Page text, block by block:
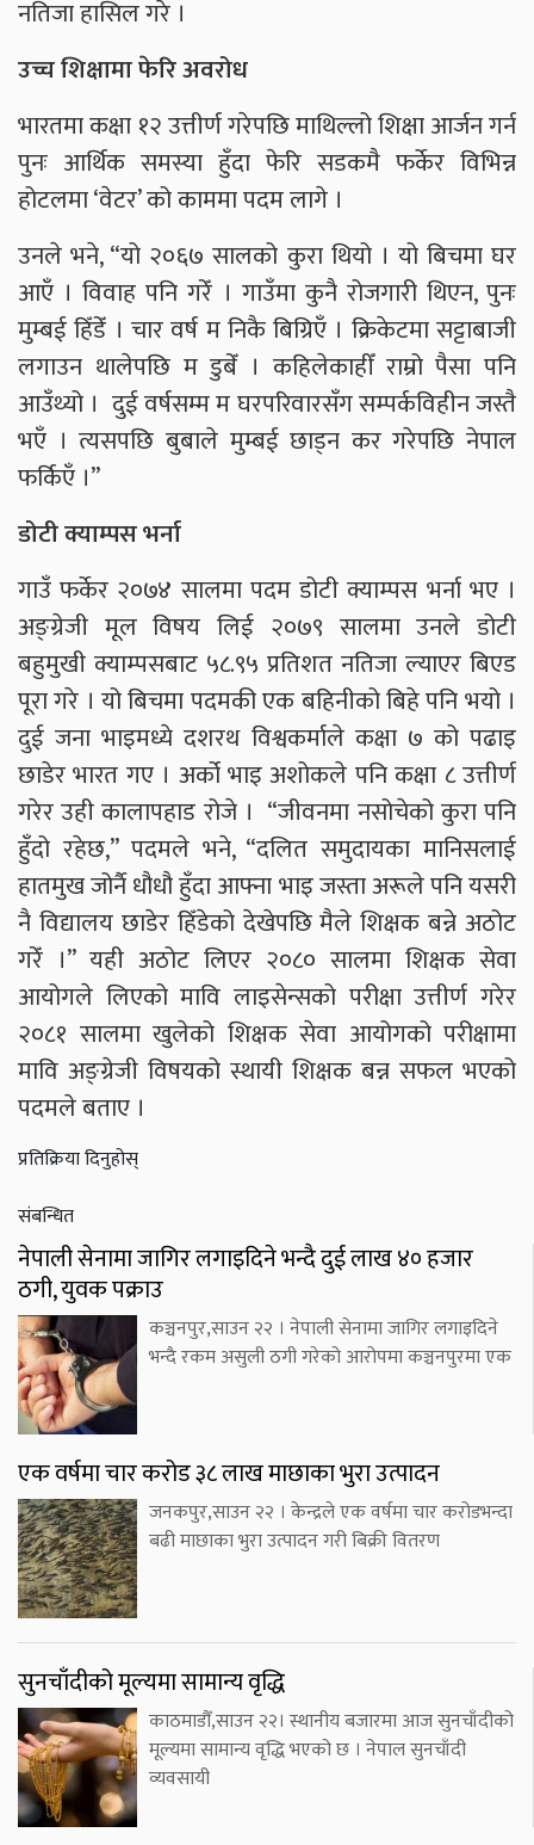
नतिजा हासिल गरे ।
उच्च शिक्षामा फेरि अवरोध
भारतमा कक्षा १२ उत्तीर्ण गरेपछि माथिल्लो शिक्षा आर्जन गर्न
पुनः आर्थिक समस्या हुँदा फेरि सडकमै फर्केर विभिन्न
होटलमा ‘वेटर’ को काममा पदम लागे ।
उनले भने, “यो २०६७ सालको कुरा थियो । यो बिचमा घर
आएँ । विवाह पनि गरेँ । गाउँमा कुनै रोजगारी थिएन, पुनः
मुम्बई हिँडेँ । चार वर्ष म निकै बिग्रिएँ । क्रिकेटमा सट्टाबाजी
लगाउन थालेपछि म डुबेँ । कहिलेकाहीँ राम्रो पैसा पनि
आउँथ्यो । दुई वर्षसम्म म घरपरिवारसँग सम्पर्कविहीन जस्तै
भएँ । त्यसपछि बुबाले मुम्बई छाड्न कर गरेपछि नेपाल
फर्किएँ ।”
डोटी क्याम्पस भर्ना
गाउँ फर्केर २०७४ सालमा पदम डोटी क्याम्पस भर्ना भए ।
अङ्ग्रेजी मूल विषय लिई २०७९ सालमा उनले डोटी
बहुमुखी क्याम्पसबाट ५८.९५ प्रतिशत नतिजा ल्याएर बिएड
पूरा गरे । यो बिचमा पदमकी एक बहिनीको बिहे पनि भयो ।
दुई जना भाइमध्ये दशरथ विश्वकर्माले कक्षा ७ को पढाइ
छाडेर भारत गए । अर्को भाइ अशोकले पनि कक्षा ८ उत्तीर्ण
गरेर उही कालापहाड रोजे । “जीवनमा नसोचेको कुरा पनि
हुँदो रहेछ,” पदमले भने, “दलित समुदायका मानिसलाई
हातमुख जोर्नै धौधौ हुँदा आफ्ना भाइ जस्ता अरूले पनि यसरी
नै विद्यालय छाडेर हिँडेको देखेपछि मैले शिक्षक बन्ने अठोट
गरेँ ।” यही अठोट लिएर २०८० सालमा शिक्षक सेवा
आयोगले लिएको मावि लाइसेन्सको परीक्षा उत्तीर्ण गरेर
२०८१ सालमा खुलेको शिक्षक सेवा आयोगको परीक्षामा
मावि अङ्ग्रेजी विषयको स्थायी शिक्षक बन्न सफल भएको
पदमले बताए ।
प्रतिक्रिया दिनुहोस्
संबन्धित
नेपाली सेनामा जागिर लगाइदिने भन्दै दुई लाख ४० हजार
ठगी, युवक पक्राउ
कञ्चनपुर,साउन २२ । नेपाली सेनामा जागिर लगाइदिने
भन्दै रकम असुली ठगी गरेको आरोपमा कञ्चनपुरमा एक
एक वर्षमा चार करोड ३८ लाख माछाका भुरा उत्पादन
जनकपुर,साउन २२ । केन्द्रले एक वर्षमा चार करोडभन्दा
बढी माछाका भुरा उत्पादन गरी बिक्री वितरण
सुनचाँदीको मूल्यमा सामान्य वृद्धि
काठमाडौँ,साउन २२। स्थानीय बजारमा आज सुनचाँदीको
मूल्यमा सामान्य वृद्धि भएको छ । नेपाल सुनचाँदी
व्यवसायी